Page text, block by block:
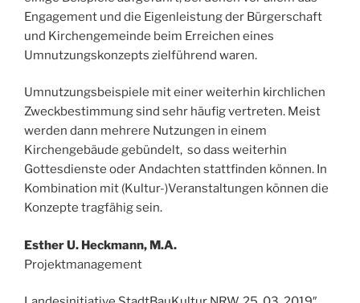
Engagement und die Eigenleistung der Bürgerschaft
und Kirchengemeinde beim Erreichen eines
Umnutzungskonzepts zielführend waren.
Umnutzungsbeispiele mit einer weiterhin kirchlichen
Zweckbestimmung sind sehr häufig vertreten. Meist
werden dann mehrere Nutzungen in einem
Kirchengebäude gebündelt, so dass weiterhin
Gottesdienste oder Andachten stattfinden können. In
Kombination mit (Kultur-)Veranstaltungen können die
Konzepte tragfähig sein.
Esther U. Heckmann, M.A.
Projektmanagement